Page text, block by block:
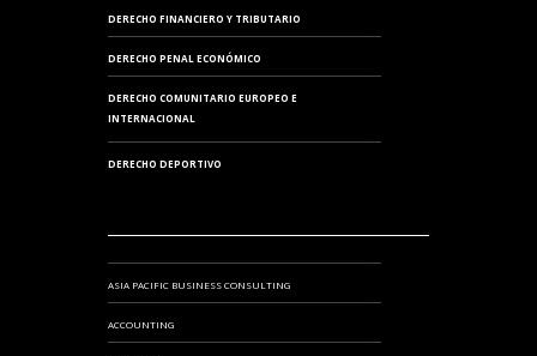
DERECHO FINANCIERO Y TRIBUTARIO
DERECHO PENAL ECONÓMICO
DERECHO COMUNITARIO EUROPEO E
INTERNACIONAL
DERECHO DEPORTIVO
ASIA PACIFIC BUSINESS CONSULTING
ACCOUNTING